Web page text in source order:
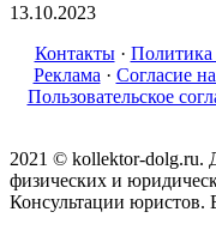
13.10.2023
Контакты· Политика
Реклама · Согласие
Пользовательское
2021 © kollektor-dolg.ru.
физических и
Консультации юристов.